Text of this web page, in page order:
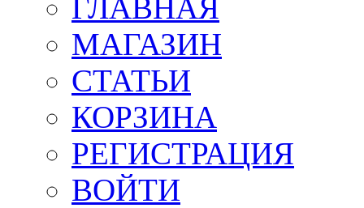
ГЛАВНАЯ
МАГАЗИН
СТАТЬИ
КОРЗИНА
РЕГИСТРАЦИЯ
ВОЙТИ